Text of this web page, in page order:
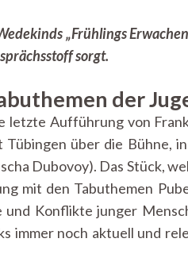
und
im
„Frühlings
sorgt.
der
letzte Aufführung von
über die Bühne,
Dubovoy). Das Stück,
mit den Tabuthemen
und Konflikte junger
immer noch aktuell und